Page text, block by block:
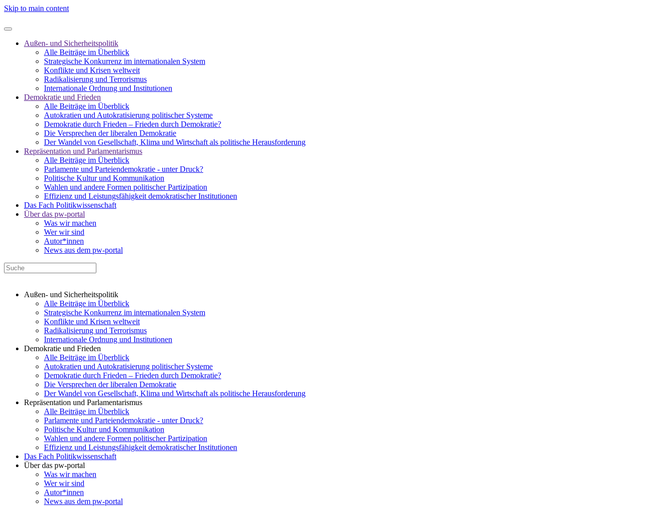
Skip to main content
Außen- und Sicherheitspolitik
Alle Beiträge im Überblick
Strategische Konkurrenz im internationalen System
Konflikte und Krisen weltweit
Radikalisierung und Terrorismus
Internationale Ordnung und Institutionen
Demokratie und Frieden
Alle Beiträge im Überblick
Autokratien und Autokratisierung politischer Systeme
Demokratie durch Frieden – Frieden durch Demokratie?
Die Versprechen der liberalen Demokratie
Der Wandel von Gesellschaft, Klima und Wirtschaft als politische Herausforderung
Repräsentation und Parlamentarismus
Alle Beiträge im Überblick
Parlamente und Parteiendemokratie - unter Druck?
Politische Kultur und Kommunikation
Wahlen und andere Formen politischer Partizipation
Effizienz und Leistungsfähigkeit demokratischer Institutionen
Das Fach Politikwissenschaft
Über das pw-portal
Was wir machen
Wer wir sind
Autor*innen
News aus dem pw-portal
Außen- und Sicherheitspolitik
Alle Beiträge im Überblick
Strategische Konkurrenz im internationalen System
Konflikte und Krisen weltweit
Radikalisierung und Terrorismus
Internationale Ordnung und Institutionen
Demokratie und Frieden
Alle Beiträge im Überblick
Autokratien und Autokratisierung politischer Systeme
Demokratie durch Frieden – Frieden durch Demokratie?
Die Versprechen der liberalen Demokratie
Der Wandel von Gesellschaft, Klima und Wirtschaft als politische Herausforderung
Repräsentation und Parlamentarismus
Alle Beiträge im Überblick
Parlamente und Parteiendemokratie - unter Druck?
Politische Kultur und Kommunikation
Wahlen und andere Formen politischer Partizipation
Effizienz und Leistungsfähigkeit demokratischer Institutionen
Das Fach Politikwissenschaft
Über das pw-portal
Was wir machen
Wer wir sind
Autor*innen
News aus dem pw-portal